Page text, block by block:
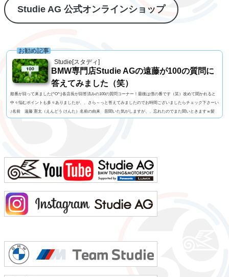
Studie AG 公式オンラインショップ
Studie[スタディ]
お勧め記事
BMW専門店Studie AGの遠藤が100の質問に
答えてみました（笑）
順番が回って来ました(^O^;)各店長が回答済みの100の質問コーナー！最後は僕の番です（笑）改めて聞かれると
中々悩むポイントも多々ありましたが、、さら～っと答えてみましたのでお時間ございましたらチェック下さーい
♪名前 遠藤 憲太（えんどう けんた）名前の由来 昔聞いた気がしますが、、忘れたのでまた聞いときますｗ髪